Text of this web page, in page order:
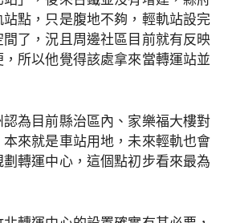
點，只是腹地不夠，輕軌站設完
了，況且周邊社區目前就有反映
所以他覺得該處拿來當轉運站並
為目前縣治區內、家樂福大樓對
來就是車站用地，未來輕軌也會
轉運中心，這個點初步看來最為